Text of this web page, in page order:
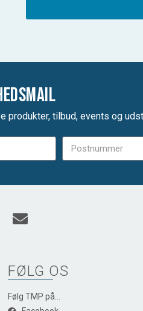
tilbud, events og
FØLG OS
Følg TMP på...